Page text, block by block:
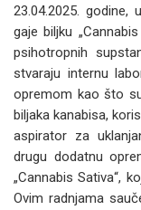
23.04.2025. godine,
gaje biljku
psihotropnih
stvaraju internu
opremom kao što
biljaka kanabisa,
aspirator za
drugu dodatnu
„Cannabis Sativa“,
Ovim radnjama